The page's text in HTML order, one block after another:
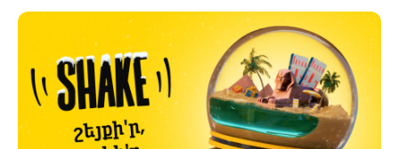
Մանրամասները կարող եք իմանալ հետևյալ
հղումներով՝ Դեկտեմեբրի 25-26 Դեկտեմբերի 31 -
հունվարի 2